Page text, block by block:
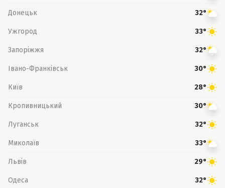
Донецьк 32°
Ужгород 33°
Запоріжжя 32°
Івано-Франківськ 30°
Київ 28°
Кропивницький 30°
Луганськ 32°
Миколаїв 33°
Львів 29°
Одеса 32°